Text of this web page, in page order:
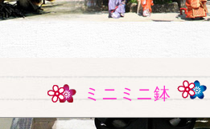
ミニミニ鉢